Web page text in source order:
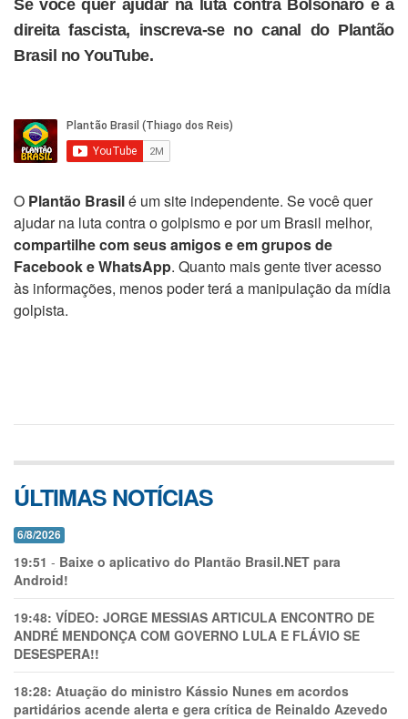
Se você quer ajudar na luta contra Bolsonaro e a
direita fascista, inscreva-se no canal do Plantão
Brasil no YouTube.
O Plantão Brasilé um site independente. Se você quer
ajudar na luta contra o golpismo e por um Brasil melhor,
compartilhe com seus amigos e em grupos de
Facebook e WhatsApp. Quanto mais gente tiver acesso
às informações, menos poder terá a manipulação da mídia
golpista.
ÚLTIMAS NOTÍCIAS
6/8/2026
19:51 - Baixe o aplicativo do Plantão Brasil.NET para
Android!
19:48: VÍDEO: JORGE MESSIAS ARTICULA ENCONTRO DE
ANDRÉ MENDONÇA COM GOVERNO LULA E FLÁVIO SE
DESESPERA!!
18:28: Atuação do ministro Kássio Nunes em acordos
partidários acende alerta e gera crítica de Reinaldo Azevedo